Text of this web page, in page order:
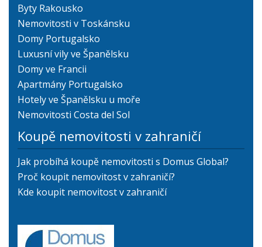
Byty Rakousko
Nemovitosti v Toskánsku
Domy Portugalsko
Luxusní vily ve Španělsku
Domy ve Francii
Apartmány Portugalsko
Hotely ve Španělsku u moře
Nemovitosti Costa del Sol
Koupě nemovitosti v zahraničí
Jak probíhá koupě nemovitosti s Domus Global?
Proč koupit nemovitost v zahraničí?
Kde koupit nemovitost v zahraničí